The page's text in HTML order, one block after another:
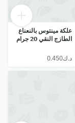
علكة مينتوس بالنعناع
الطازج النقي 20 جرام